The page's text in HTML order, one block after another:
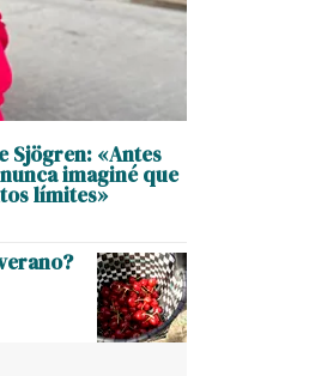
Sjögren: «Antes
imaginé que
límites»